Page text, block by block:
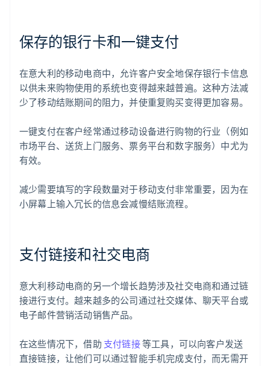
保存的银行卡和一键支付
在意大利的移动电商中，允许客户安全地保存银行卡信息
以供未来购物使用的系统也变得越来越普遍。这种方法减
少了移动结账期间的阻力，并使重复购买变得更加容易。
一键支付在客户经常通过移动设备进行购物的行业（例如
市场平台、送货上门服务、票务平台和数字服务）中尤为
有效。
减少需要填写的字段数量对于移动支付非常重要，因为在
小屏幕上输入冗长的信息会减慢结账流程。
支付链接和社交电商
意大利移动电商的另一个增长趋势涉及社交电商和通过链
接进行支付。越来越多的公司通过社交媒体、聊天平台或
电子邮件营销活动销售产品。
在这些情况下，借助 支付链接等工具，可以向客户发送
直接链接，让他们可以通过智能手机完成支付，而无需开